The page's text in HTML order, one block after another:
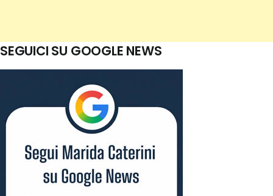
SEGUICI SU GOOGLE NEWS